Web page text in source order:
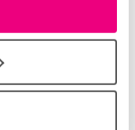
is te vinden
worteltjes